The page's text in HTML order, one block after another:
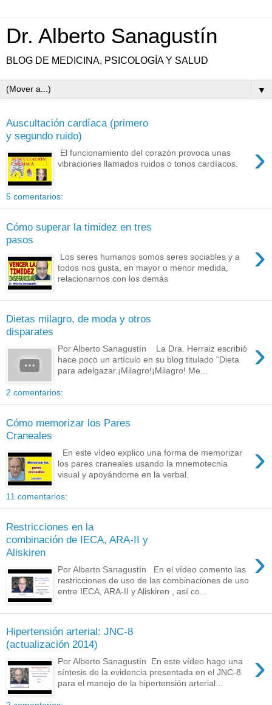
Dr. Alberto Sanagustín
BLOG DE MEDICINA, PSICOLOGÍA Y SALUD
▼
Auscultación cardíaca (primero
y segundo ruido)
›
El funcionamiento del corazón provoca unas
vibraciones llamados ruidos o tonos cardíacos.
5 comentarios:
Cómo superar la timidez en tres
pasos
›
Los seres humanos somos seres sociables y a
todos nos gusta, en mayor o menor medida,
relacionarnos con los demás
Dietas milagro, de moda y otros
disparates
›
Por Alberto Sanagustín La Dra. Herraiz escribió
hace poco un artículo en su blog titulado “Dieta
para adelgazar.¡Milagro!¡Milagro! Me...
2 comentarios:
Cómo memorizar los Pares
Craneales
›
En este vídeo explico una forma de memorizar
los pares craneales usando la mnemotecnia
visual y apoyándome en la verbal.
11 comentarios:
Restricciones en la
combinación de IECA, ARA-II y
Aliskiren
›
Por Alberto Sanagustín En el vídeo comento las
restricciones de uso de las combinaciones de uso
entre IECA, ARA-II y Aliskiren , así co...
Hipertensión arterial: JNC-8
(actualización 2014)
›
Por Alberto Sanagustín En este vídeo hago una
síntesis de la evidencia presentada en el JNC-8
para el manejo de la hipertensión arterial...